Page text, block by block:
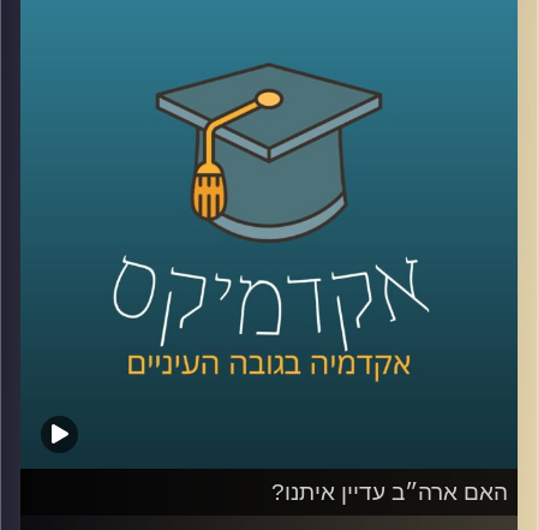
הבטוח מוצאת את עצמה לא פעם תחת מבחן מתמשך
היום ב”אקדמיקס” ננסה להבין מה גורם לזוגות לא רק לשרוד
את התקופות האלה, אלא אפילו לצמוח מהן.
לשם כך הזמנתי את ד”ר רוני שוחט־פשדצקי, פסיכולוגית
קלינית בכירה ומדריכה מוסמכת בפסיכותרפיה
ופסיכו־דיאגנוסטיקה, בעלת דוקטורט מאוניברסיטת בר־אילן.
כיום היא מנהלת את הקליניקה לקהילה בביה”ס לפסיכולוגיה
ע”ש ברוך איבצ’ר ומשמשת כמרצה באוניברסיטת רייכמן,
ומתמחה בעבודה עם מבוגרים, מתבגרים וילדים. היא מוסמכת
בטיפול זוגי בשיטת EFT, ובעלת ניסיון עשיר במחקר, ניהול
קליניקות והכשרה בשיטות טיפול מגוונות.
הכלים שיכולים לעזור לנו לשמור על קשר חזק ואוהב גם
כשכל מה שסביבנו מרגיש לא יציב
האם ארה״ב עדיין איתנו?